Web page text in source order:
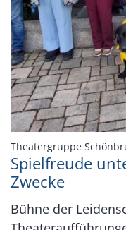
Theatergruppe
Spielfreude
Zwecke
Bühne der